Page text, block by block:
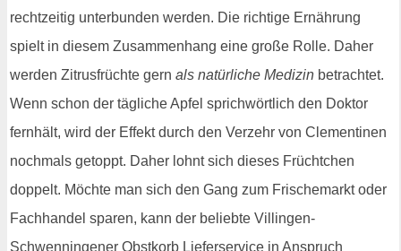
rechtzeitig unterbunden werden. Die richtige Ernährung
spielt in diesem Zusammenhang eine große Rolle. Daher
werden Zitrusfrüchte gern als natürliche Medizin betrachtet.
Wenn schon der tägliche Apfel sprichwörtlich den Doktor
fernhält, wird der Effekt durch den Verzehr von Clementinen
nochmals getoppt. Daher lohnt sich dieses Früchtchen
doppelt. Möchte man sich den Gang zum Frischemarkt oder
Fachhandel sparen, kann der beliebte Villingen-
Schwenningener Obstkorb Lieferservice in Anspruch